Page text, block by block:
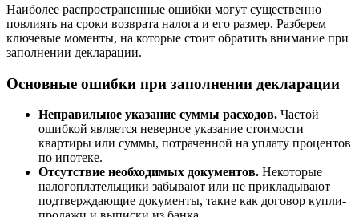
Наиболее распространенные ошибки могут существенно
повлиять на сроки возврата налога и его размер. Разберем
ключевые моменты, на которые стоит обратить внимание при
заполнении декларации.
Основные ошибки при заполнении декларации
Неправильное указание суммы расходов. Частой
ошибкой является неверное указание стоимости
квартиры или суммы, потраченной на уплату процентов
по ипотеке.
Отсутствие необходимых документов. Некоторые
налогоплательщики забывают или не прикладывают
подтверждающие документы, такие как договор купли-